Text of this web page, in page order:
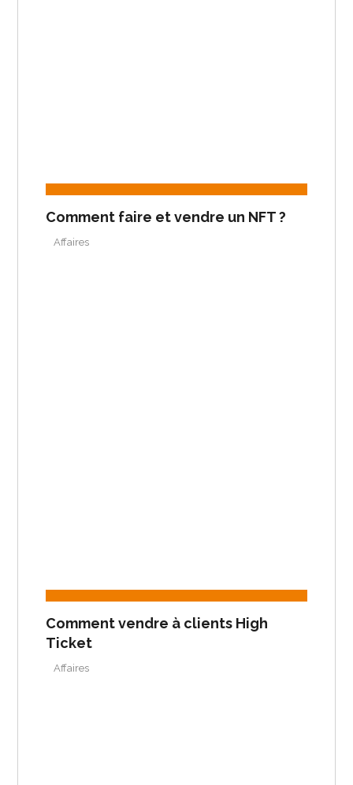
Comment faire et vendre un NFT ?
Affaires
Comment vendre à clients High
Ticket
Affaires